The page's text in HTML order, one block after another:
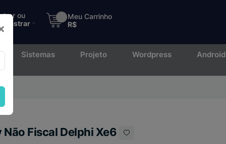
ou
Cadastrar
Meu Carrinho
R$
Sistemas Projeto Wordpress Android
Não Fiscal Delphi Xe6